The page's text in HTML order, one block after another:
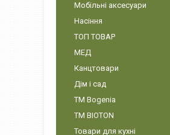
Мобільні аксесуари
Насіння
ТОП ТОВАР
МЕД
Канцтовари
Дім і сад
ТМ Bogenia
ТМ BIOTON
Товари для кухні